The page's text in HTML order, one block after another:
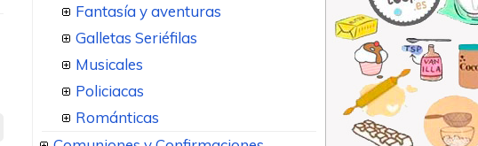
Fantasía y aventuras
Galletas Seriéfilas
Musicales
Policiacas
Románticas